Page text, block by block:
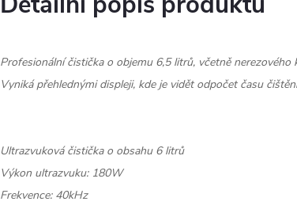
Profesionální čistička o objemu 6,5 litrů, včetně
Vyniká přehlednými displeji, kde je vidět odpočet času
Ultrazvuková čistička o obsahu 6 litrů
Výkon ultrazvuku: 180W
Frekvence: 40kHz